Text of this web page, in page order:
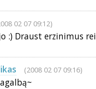
02 07 09:12)
:) Draust erzinimus
(2008 02 07 09:16)